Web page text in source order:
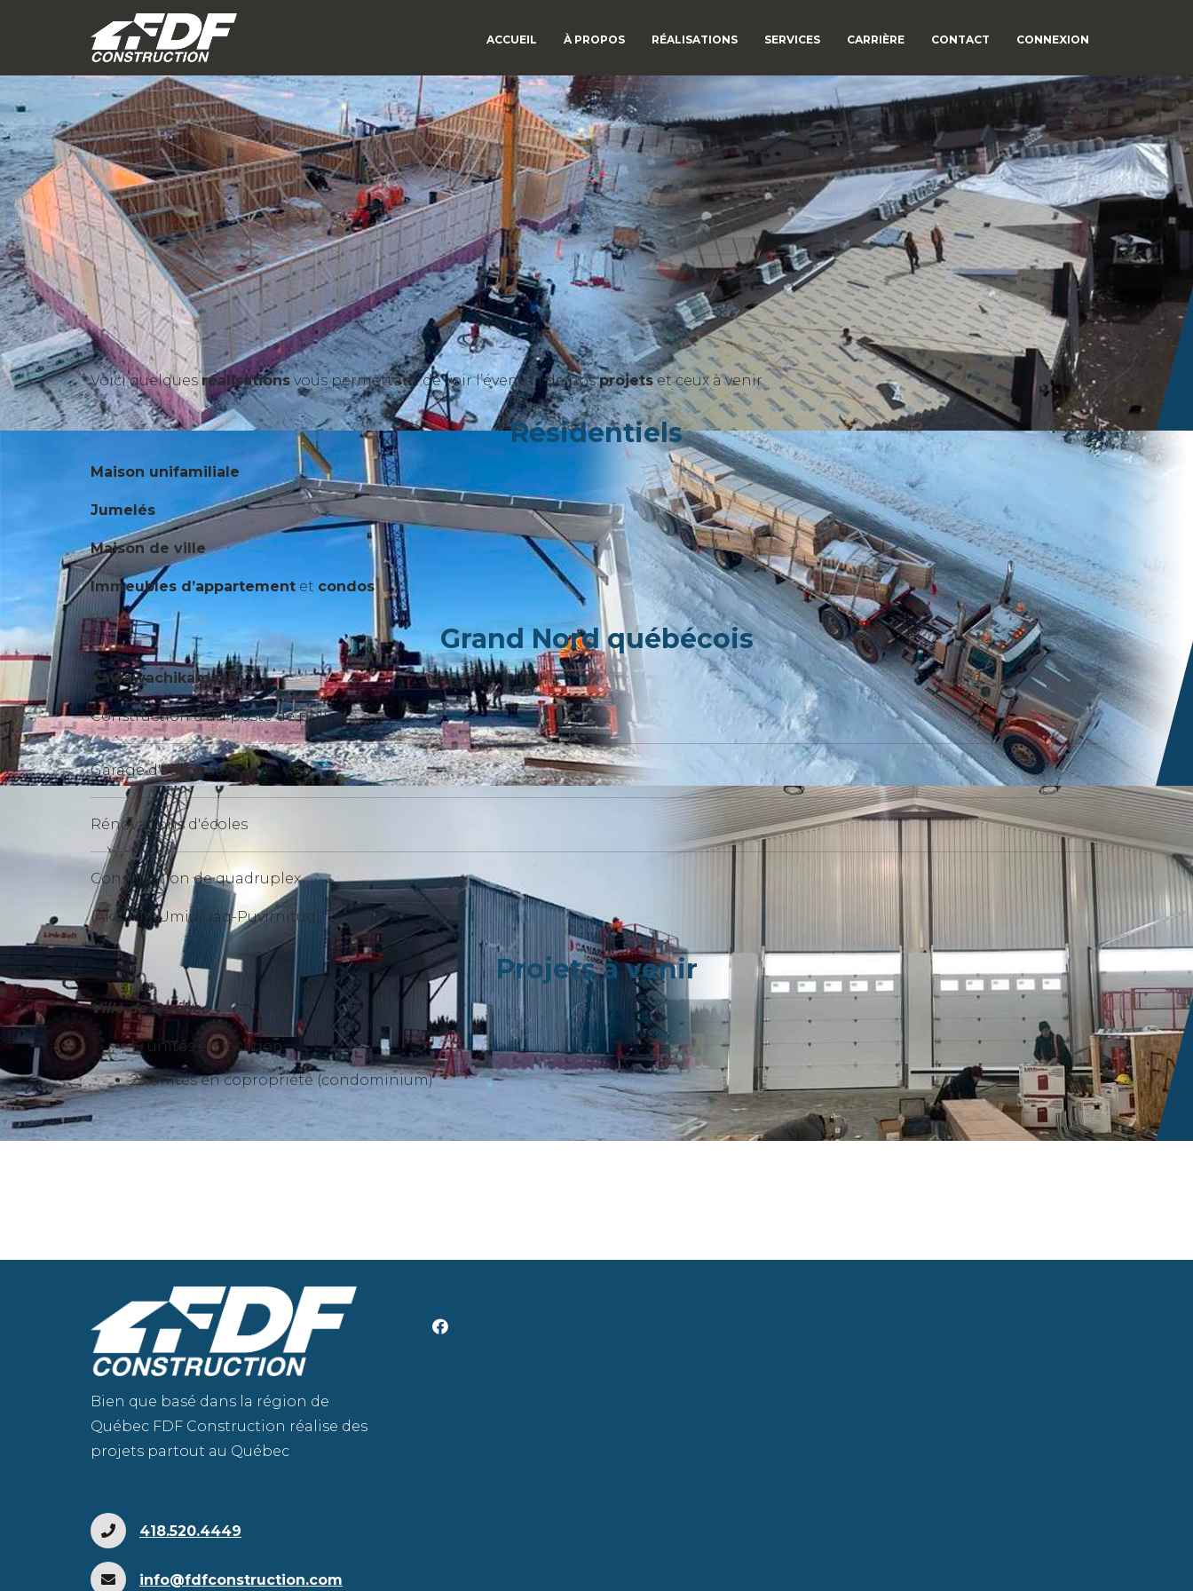
ACCUEIL À PROPOS RÉALISATIONS SERVICES CARRIÈRE CONTACT CONNEXION
Voici quelquesréalisations vous permettant de voir l’éventail de nosprojetset ceux à venir
Résidentiels
Maison unifamiliale
Jumelés
Maison de ville
Immeubles d’appartement et condos
Grand Nord québécois
Kawawachikamach
Construction d'un poste de police
Garage d'autobus
Rénovations d'écoles
Construction de quadruplex
(Akulivik-Umiujuaq-Puvirnituq)
Projets à venir
Ville de Québec
19 unités en location
23 unités en copropriété (condominium)
Bien que basé dans la région de
Québec FDF Construction réalise des
projets partout au Québec
418.520.4449
info@fdfconstruction.com